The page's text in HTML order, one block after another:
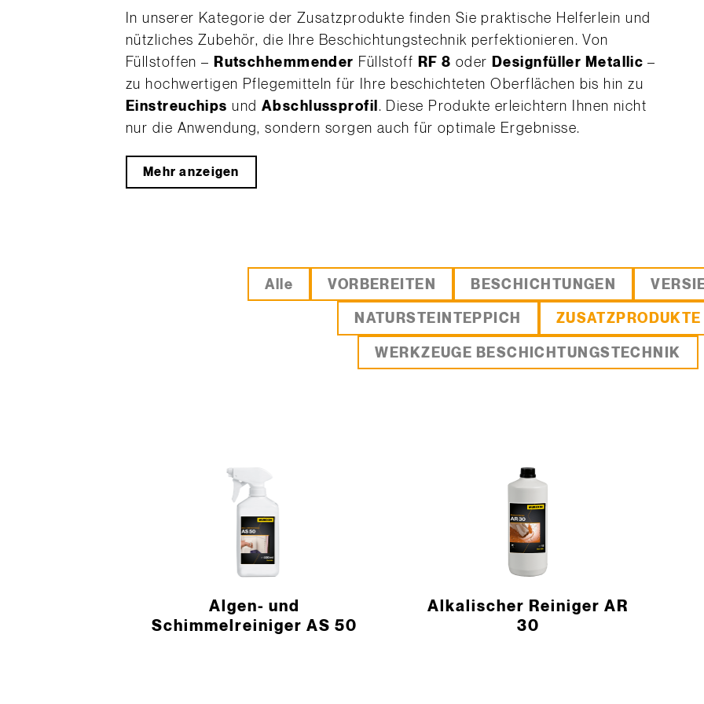
In unserer Kategorie der Zusatzprodukte finden Sie praktische Helferlein und
nützliches Zubehör, die Ihre Beschichtungstechnik perfektionieren. Von
Füllstoffen – Rutschhemmender Füllstoff RF 8 oder Designfüller Metallic –
zu hochwertigen Pflegemitteln für Ihre beschichteten Oberflächen bis hin zu
Einstreuchips und Abschlussprofil . Diese Produkte erleichtern Ihnen nicht
nur die Anwendung, sondern sorgen auch für optimale Ergebnisse.
Mehr anzeigen
Alle VORBEREITEN BESCHICHTUNGEN
NATURSTEINTEPPICH ZUSATZPRODUKTE
WERKZEUGE BESCHICHTUNGSTECHNIK
Algen- und
Schimmelreiniger AS 50
Alkalischer Reiniger AR
30